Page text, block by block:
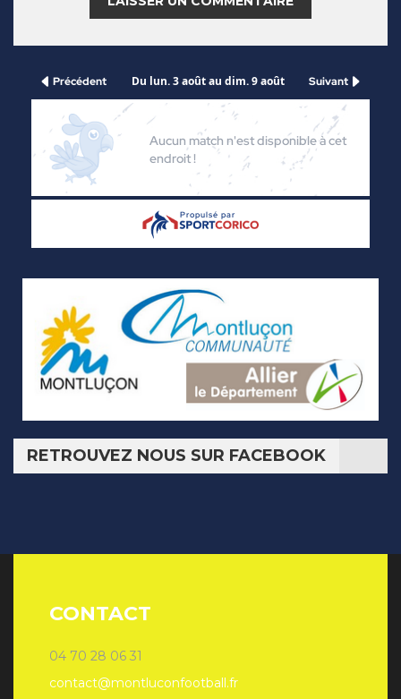
RETROUVEZ NOUS SUR FACEBOOK
CONTACT
04 70 28 06 31
contact@montluconfootball.fr